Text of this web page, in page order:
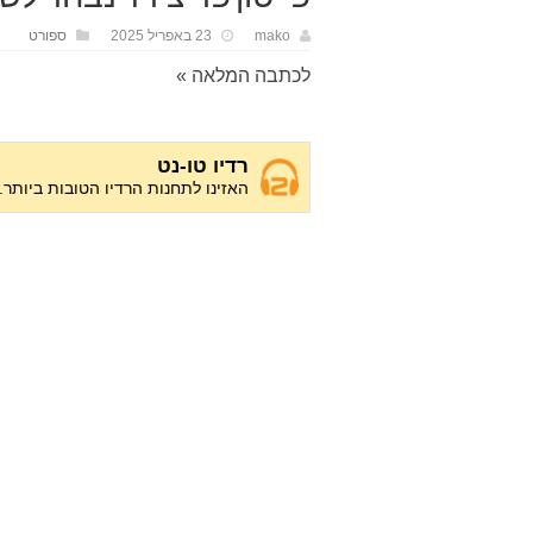
mako 23 באפריל 2025 ספורט
לכתבה המלאה »